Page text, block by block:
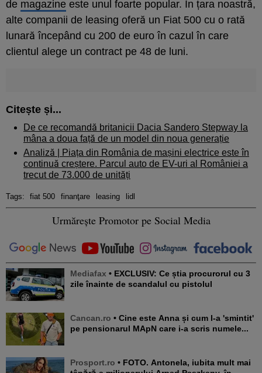
de magazine este unul foarte popular. În țara noastră,
alte companii de leasing oferă un Fiat 500 cu o rată
lunară începând cu 200 de euro în cazul în care
clientul alege un contract pe 48 de luni.
Citește și...
De ce recomandă britanicii Dacia Sandero Stepway la
mâna a doua față de un model din noua generație
Analiză |
Piața din România de mașini electrice este în
continuă creștere. Parcul auto de EV-uri al României a
trecut de 73.000 de unități
Tags: fiat 500 finanţare leasing lidl
Urmărește Promotor pe Social Media
Mediafax • EXCLUSIV: Ce știa procurorul cu 3
zile înainte de scandalul cu pistolul
Cancan.ro • Cine este Anna și cum l-a 'smintit'
pe pensionarul MApN care i-a scris numele...
Prosport.ro • FOTO. Antonela, iubita mult mai